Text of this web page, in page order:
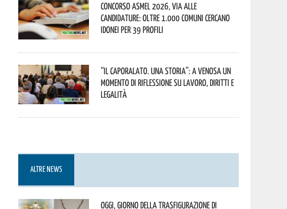
Concorso Asmel 2026, via alle
candidature: oltre 1.000 Comuni cercano
idonei per 39 profili
“Il caporalato. Una storia”: a Venosa un
momento di riflessione su lavoro, diritti e
legalità
ALTRE NEWS
Oggi, giorno della Trasfigurazione di